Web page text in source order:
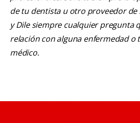
de tu dentista u otro proveedor de
y Dile siempre cualquier pregunta
relación con alguna enfermedad o
médico.